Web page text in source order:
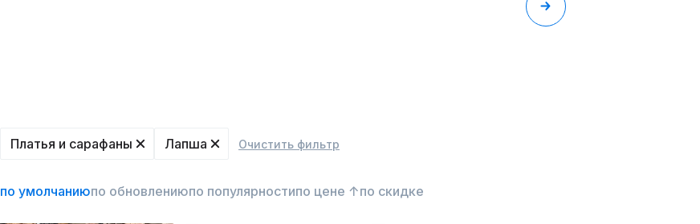
Платья и сарафаны Лапша Очистить фильтр
по умолчаниюпо обновлениюпо популярностипо цене ↑по скидке